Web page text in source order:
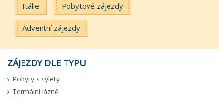
Itálie Pobytové zájezdy
Adventní zájezdy
ZÁJEZDY DLE TYPU
Pobyty s výlety
Termální lázně